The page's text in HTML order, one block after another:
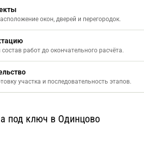
окон, дверей и перегородок.
работ до окончательного расчёта.
участка и последовательность этапов.
под ключ в Одинцово